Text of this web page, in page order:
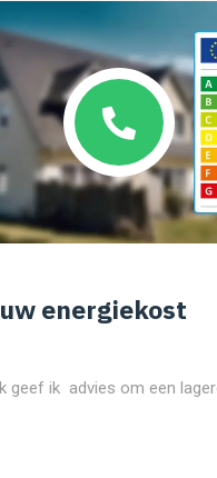
energiekost
geef ik advies om een